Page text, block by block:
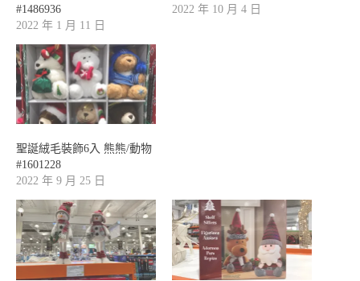
#1486936
2022 年 1 月 11 日
2022 年 10 月 4 日
聖誕絨毛裝飾6入 熊熊/動物
#1601228
2022 年 9 月 25 日